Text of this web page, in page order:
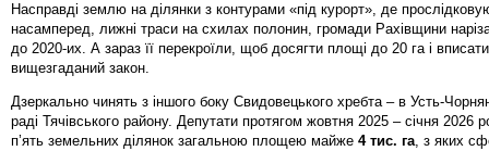
Насправді землю на ділянки з контурами «під курорт», де
насамперед, лижні траси на схилах полонин, громади Рахівщини
до 2020-их. А зараз її перекроїли, щоб досягти площі до 20 га і
вищезгаданий закон.
Дзеркально чинять з іншого боку Свидовецького хребта – в Усть-
раді Тячівського району. Депутати протягом жовтня 2025 – січня 2026
п’ять земельних ділянок загальною площею майже 4 тис. га, з яких